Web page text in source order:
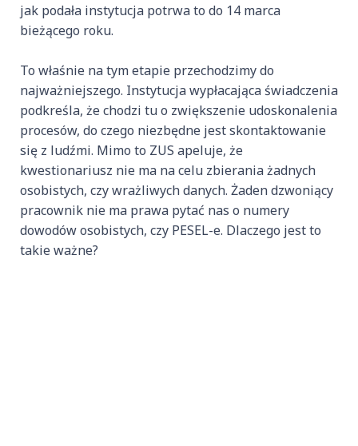
jak podała instytucja potrwa to do 14 marca
bieżącego roku.
To właśnie na tym etapie przechodzimy do
najważniejszego. Instytucja wypłacająca świadczenia
podkreśla, że chodzi tu o zwiększenie udoskonalenia
procesów, do czego niezbędne jest skontaktowanie
się z ludźmi. Mimo to ZUS apeluje, że
kwestionariusz nie ma na celu zbierania żadnych
osobistych, czy wrażliwych danych. Żaden dzwoniący
pracownik nie ma prawa pytać nas o numery
dowodów osobistych, czy PESEL-e. Dlaczego jest to
takie ważne?